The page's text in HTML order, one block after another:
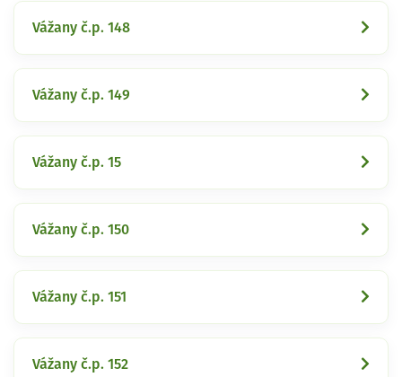
Vážany č.p. 148
Vážany č.p. 149
Vážany č.p. 15
Vážany č.p. 150
Vážany č.p. 151
Vážany č.p. 152